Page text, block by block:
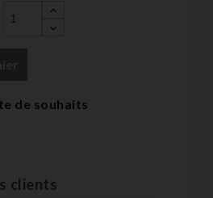
de souhaits
clients